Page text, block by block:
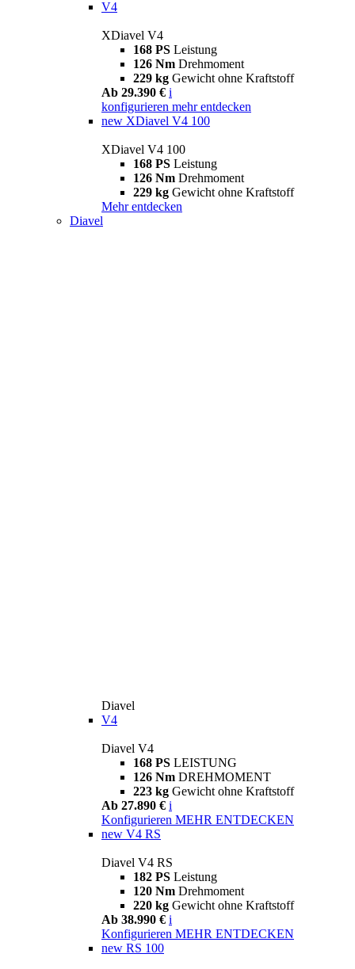
V4
XDiavel V4
168 PS Leistung
126 Nm Drehmoment
229 kg Gewicht ohne Kraftstoff
Ab 29.390 € i
konfigurieren mehr entdecken
new XDiavel V4 100
XDiavel V4 100
168 PS Leistung
126 Nm Drehmoment
229 kg Gewicht ohne Kraftstoff
Mehr entdecken
Diavel
Diavel
V4
Diavel V4
168 PS LEISTUNG
126 Nm DREHMOMENT
223 kg Gewicht ohne Kraftstoff
Ab 27.890 € i
Konfigurieren MEHR ENTDECKEN
new V4 RS
Diavel V4 RS
182 PS Leistung
120 Nm Drehmoment
220 kg Gewicht ohne Kraftstoff
Ab 38.990 € i
Konfigurieren MEHR ENTDECKEN
new RS 100